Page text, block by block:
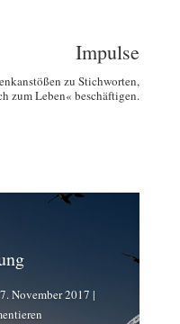
Impulse
zu Stichworten,
zum Leben« beschäftigen.
November 2017 |